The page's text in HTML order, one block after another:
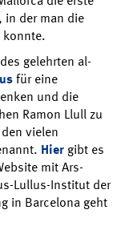
in der man die
konnte.
gelehrten al-
für eine
und die
Ramon Llull zu
vielen
Hiergibt es
mit Ars-
Lullus-Institut der
in Barcelona geht